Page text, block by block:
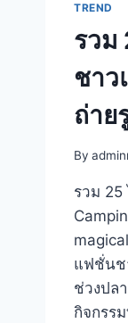
TREND
รวม
ชาว
ถ่าย
By
รวม
แฟชั่นช
ช่วงปล
กิจกรร